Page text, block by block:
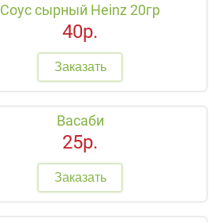
Соус сырный Heinz 20гр
40р.
Заказать
Васаби
25р.
Заказать